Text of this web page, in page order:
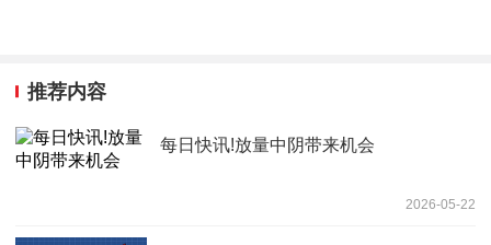
推荐内容
每日快讯!放量中阴带来机会
2026-05-22